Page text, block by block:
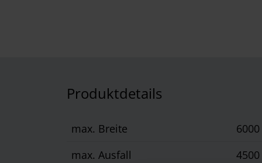
Produktdetails
max. Breite
max. Ausfall